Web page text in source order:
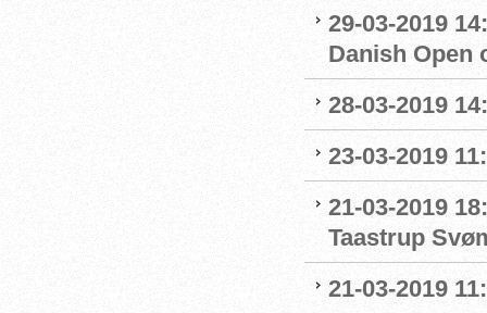
29-03-2019
Danish Open
28-03-2019
23-03-2019
21-03-2019
Taastrup
21-03-2019